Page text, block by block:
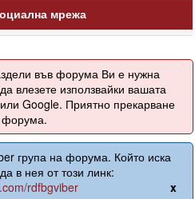
мрежа
във форума Ви е нужна
влезете използвайки вашата
Google. Приятно прекарване
форума.
група на форума. Който иска
в нея от този линк:
rdfbgviber
x